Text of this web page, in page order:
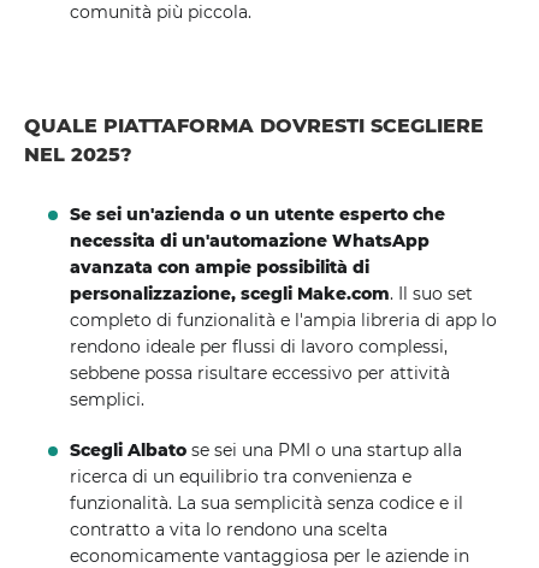
comunità più piccola.
QUALE PIATTAFORMA DOVRESTI SCEGLIERE
NEL 2025?
Se sei un'azienda o un utente esperto che
necessita di un'automazione WhatsApp
avanzata con ampie possibilità di
personalizzazione, scegli Make.com. Il suo set
completo di funzionalità e l'ampia libreria di app lo
rendono ideale per flussi di lavoro complessi,
sebbene possa risultare eccessivo per attività
semplici.
Scegli Albato se sei una PMI o una startup alla
ricerca di un equilibrio tra convenienza e
funzionalità. La sua semplicità senza codice e il
contratto a vita lo rendono una scelta
economicamente vantaggiosa per le aziende in